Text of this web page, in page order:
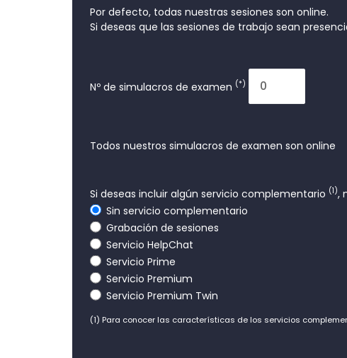
Por defecto, todas nuestras sesiones son online.
Si deseas que las sesiones de trabajo sean
Nº de simulacros de examen (*)
Todos nuestros simulacros de examen son online
Si deseas incluir algún servicio complementario (1),
Sin servicio complementario
Grabación de sesiones
Servicio HelpChat
Servicio Prime
Servicio Premium
Servicio Premium Twin
(1) Para conocer las características de los servicios